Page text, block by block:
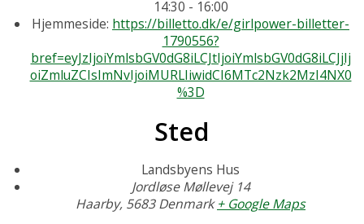
14:30 - 16:00
Hjemmeside: https://billetto.dk/e/girlpower-billetter-
1790556?
bref=eyJzIjoiYmlsbGV0dG8iLCJtIjoiYmlsbGV0dG8iLCJjIj
oiZmluZCIsImNvIjoiMURLIiwidCI6MTc2Nzk2MzI4NX0
%3D
Sted
Landsbyens Hus
Jordløse Møllevej 14
Haarby, 5683 Denmark + Google Maps